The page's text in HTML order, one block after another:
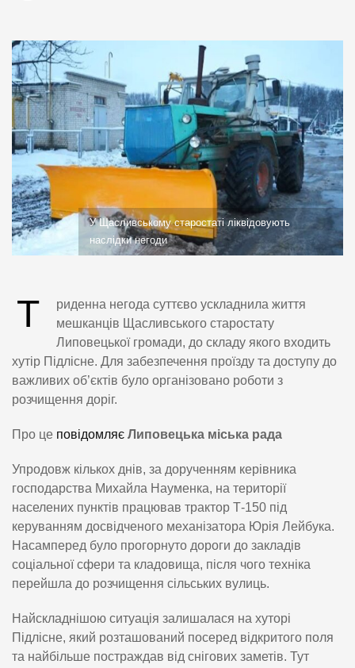
У Щасливському старостаті ліквідовують
наслідки негоди
Т
риденна негода суттєво ускладнила життя
мешканців Щасливського старостату
Липовецької громади, до складу якого входить
хутір Підлісне. Для забезпечення проїзду та доступу до
важливих об’єктів було організовано роботи з
розчищення доріг.
Про це повідомляє Липовецька міська рада
Упродовж кількох днів, за дорученням керівника
господарства Михайла Науменка, на території
населених пунктів працював трактор Т-150 під
керуванням досвідченого механізатора Юрія Лейбука.
Насамперед було прогорнуто дороги до закладів
соціальної сфери та кладовища, після чого техніка
перейшла до розчищення сільських вулиць.
Найскладнішою ситуація залишалася на хуторі
Підлісне, який розташований посеред відкритого поля
та найбільше постраждав від снігових заметів. Тут